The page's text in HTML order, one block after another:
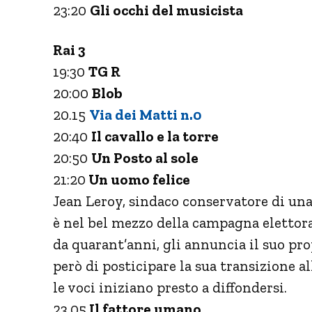
23:20 Gli occhi del musicista
Rai 3
19:30 TG R
20:00 Blob
20.15 Via dei Matti n.0
20:40 Il cavallo e la torre
20:50 Un Posto al sole
21:20 Un uomo felice
Jean Leroy, sindaco conservatore di
è nel bel mezzo della campagna
da quarant’anni, gli annuncia il suo
però di posticipare la sua transizione
le voci iniziano presto a diffondersi.